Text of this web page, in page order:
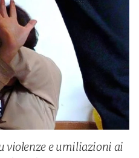
violenze e umiliazioni ai